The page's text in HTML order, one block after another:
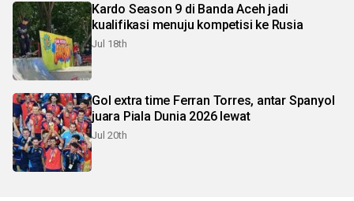
Kardo Season 9 di Banda Aceh jadi
kualifikasi menuju kompetisi ke Rusia
Jul 18th
Gol extra time Ferran Torres, antar Spanyol
juara Piala Dunia 2026 lewat
Jul 20th